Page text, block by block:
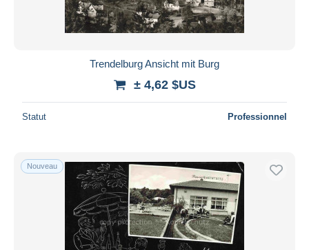
Trendelburg Ansicht mit Burg
± 4,62 $US
Statut Professionnel
Nouveau